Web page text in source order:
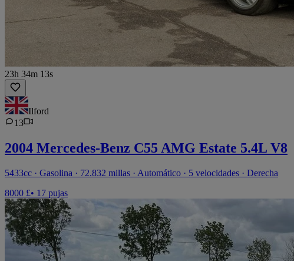
23h 34m 13s
Ilford
13
2004 Mercedes-Benz C55 AMG Estate 5.4L V8
5433cc · Gasolina · 72.832 millas · Automático · 5 velocidades · Derecha
8000 £• 17 pujas